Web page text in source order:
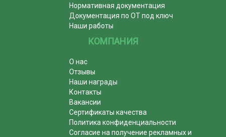
Нормативная документация
Документация по ОТ под ключ
Наши работы
КОМПАНИЯ
О нас
Отзывы
Наши награды
Контакты
Вакансии
Сертификаты качества
Политика конфиденциальности
Согласие на получение рекламных и